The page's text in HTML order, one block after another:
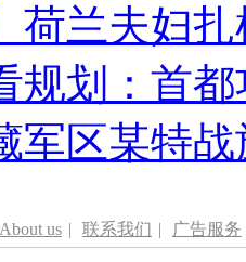
荷兰夫妇
规划：首
军区某特
About us | 联系我们 | 广告服务